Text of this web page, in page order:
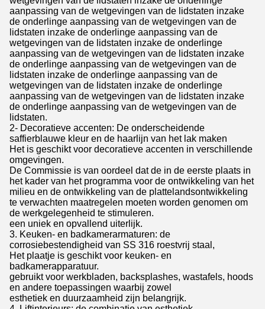
aanpassing van de wetgevingen van de lidstaten inzake
de onderlinge aanpassing van de wetgevingen van de
lidstaten inzake de onderlinge aanpassing van de
wetgevingen van de lidstaten inzake de onderlinge
aanpassing van de wetgevingen van de lidstaten inzake
de onderlinge aanpassing van de wetgevingen van de
lidstaten inzake de onderlinge aanpassing van de
wetgevingen van de lidstaten inzake de onderlinge
aanpassing van de wetgevingen van de lidstaten inzake
de onderlinge aanpassing van de wetgevingen van de
lidstaten.
2- Decoratieve accenten: De onderscheidende
saffierblauwe kleur en de haarlijn van het lak maken
Het is geschikt voor decoratieve accenten in verschillende
omgevingen.
De Commissie is van oordeel dat de in de eerste plaats in
het kader van het programma voor de ontwikkeling van het
milieu en de ontwikkeling van de plattelandsontwikkeling
te verwachten maatregelen moeten worden genomen om
de werkgelegenheid te stimuleren.
een uniek en opvallend uiterlijk.
3. Keuken- en badkamerarmaturen: de
corrosiebestendigheid van SS 316 roestvrij staal,
Het plaatje is geschikt voor keuken- en
badkamerapparatuur.
gebruikt voor werkbladen, backsplashes, wastafels, hoods
en andere toepassingen waarbij zowel
esthetiek en duurzaamheid zijn belangrijk.